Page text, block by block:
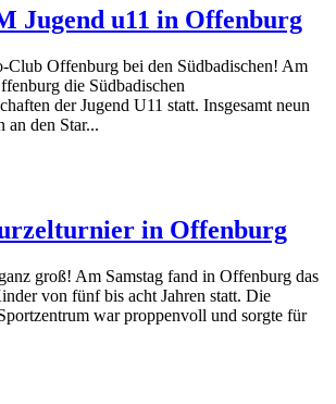
Jugend u11 in Offenburg
Club Offenburg bei den Südbadischen! Am
die Südbadischen
der Jugend U11 statt. Insgesamt neun
an den Star...
in Offenburg
groß! Am Samstag fand in Offenburg das
von fünf bis acht Jahren statt. Die
war proppenvoll und sorgte für